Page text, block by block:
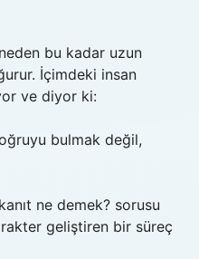
bu kadar uzun
İçimdeki insan
ve diyor ki:
bulmak değil,
ne demek? sorusu
geliştiren bir süreç